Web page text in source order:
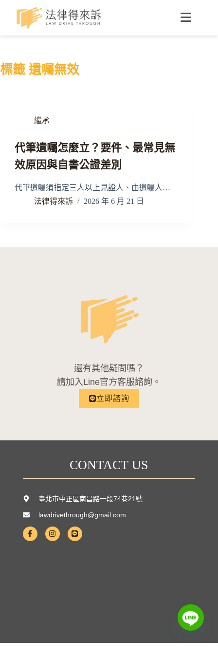
標籤 遺囑無效
繼承
代筆遺囑怎麼立？要件、最常見無
效原因與自書公證差別
代筆遺囑須指定三人以上見證人、由遺囑人…
法律得來訴
2026 年 6 月 21 日
還有其他疑問嗎？
請加入Line官方客服諮詢。
立即諮詢
CONTACT US
臺北市中正區南昌路一段74巷21號
lawdrivethrough@gmail.com